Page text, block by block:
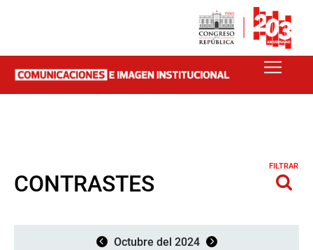
CONTRASTES
FILTRAR
Octubre del 2024